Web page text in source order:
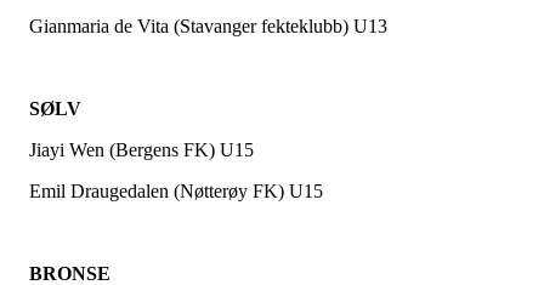
Gianmaria de Vita (Stavanger fekteklubb) U13
SØLV
Jiayi Wen (Bergens FK) U15
Emil Draugedalen (Nøtterøy FK) U15
BRONSE